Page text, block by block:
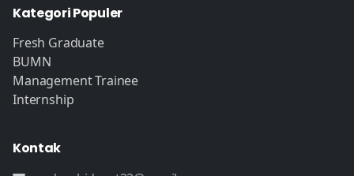
Kategori Populer
Fresh Graduate
BUMN
Management Trainee
Internship
Kontak